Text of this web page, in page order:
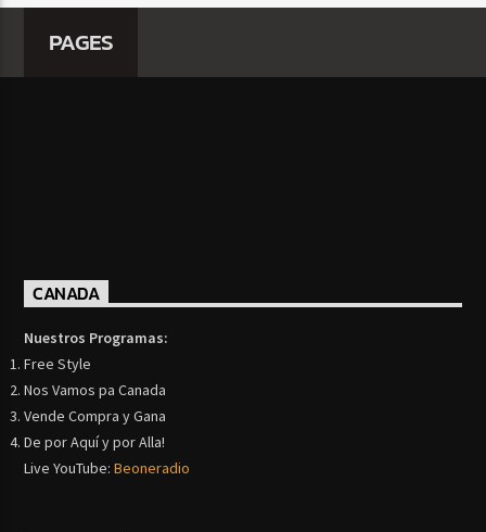
PAGES
CANADA
Nuestros Programas:
Free Style
Nos Vamos pa Canada
Vende Compra y Gana
De por Aquí y por Alla!
Live YouTube:Beoneradio